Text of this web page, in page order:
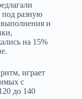
под разную
и
на 15%
играет
с
до 140